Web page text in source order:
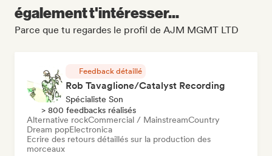
également t'intéresser...
Parce que tu regardes le profil de AJM MGMT LTD
Feedback détaillé
Rob Tavaglione/Catalyst Recording
Spécialiste Son
> 800 feedbacks réalisés
Alternative rockCommercial / MainstreamCountry
Dream popElectronica
Ecrire des retours détaillés sur la production des
morceaux